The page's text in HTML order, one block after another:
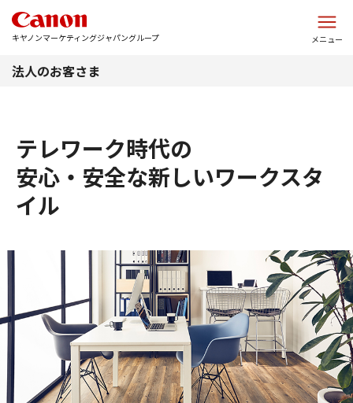
キヤノンマーケティングジャパングループ メニュー
法人のお客さま
テレワーク時代の
安心・安全な新しいワークスタ
イル